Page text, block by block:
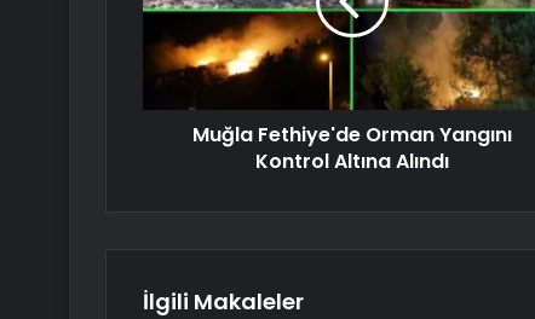
Muğla Fethiye'de Orman Yangını
Kontrol Altına Alındı
İlgili Makaleler